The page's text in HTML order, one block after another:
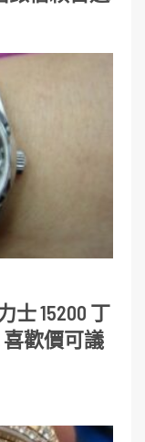
士 15200 丁
喜歡價可議